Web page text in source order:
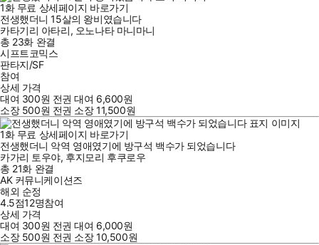
1화 무료 상세페이지 바로가기
전생했더니 15살의 왕비였습니다
카타기리 아타리, 오노나타 마니마니
총 23화 완결
시프트코믹스
판타지/SF
참여
상세 가격
대여 300원 전권 대여 6,600원
소장 500원 전권 소장11,500원
1화 무료 상세페이지 바로가기
전생했더니 악역 영애였기에 방구석 백수가 되었습니다
카가리 토우야, 후지모리 후쿠로우
총 21화 완결
AK 커뮤니케이션즈
해외 순정
4.5점12명참여
상세 가격
대여 300원 전권 대여 6,000원
소장 500원 전권 소장10,500원